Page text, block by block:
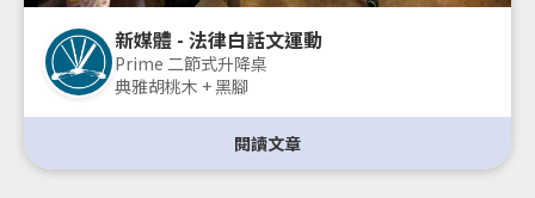
新媒體 - 法律白話文運動
Prime 二節式升降桌
典雅胡桃木 + 黑腳
閱讀文章